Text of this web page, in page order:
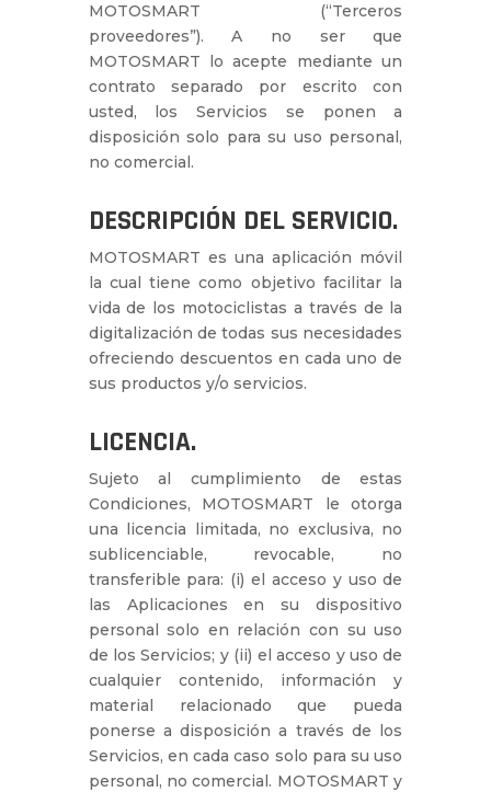
MOTOSMART (“Terceros
proveedores”). A no ser que
MOTOSMART lo acepte mediante un
contrato separado por escrito con
usted, los Servicios se ponen a
disposición solo para su uso personal,
no comercial.
DESCRIPCIÓN DEL SERVICIO.
MOTOSMART es una aplicación móvil
la cual tiene como objetivo facilitar la
vida de los motociclistas a través de la
digitalización de todas sus necesidades
ofreciendo descuentos en cada uno de
sus productos y/o servicios.
LICENCIA.
Sujeto al cumplimiento de estas
Condiciones, MOTOSMART le otorga
una licencia limitada, no exclusiva, no
sublicenciable, revocable, no
transferible para: (i) el acceso y uso de
las Aplicaciones en su dispositivo
personal solo en relación con su uso
de los Servicios; y (ii) el acceso y uso de
cualquier contenido, información y
material relacionado que pueda
ponerse a disposición a través de los
Servicios, en cada caso solo para su uso
personal, no comercial. MOTOSMART y